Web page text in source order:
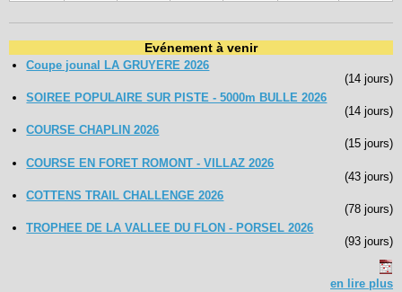
Ouverture de session
Nom d'utilisateur:
Mot de passe:
Demander un nouveau mot de passe
Evénement à venir
Coupe jounal LA GRUYERE 2026
(14 jours)
SOIREE POPULAIRE SUR PISTE - 5000m BULLE 2026
(14 jours)
COURSE CHAPLIN 2026
(15 jours)
COURSE EN FORET ROMONT - VILLAZ 2026
(43 jours)
COTTENS TRAIL CHALLENGE 2026
(78 jours)
TROPHEE DE LA VALLEE DU FLON - PORSEL 2026
(93 jours)
en lire plus